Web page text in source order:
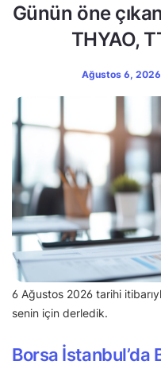
Günün öne
THYAO,
Ağustos 6,
6 Ağustos 2026 tarihi
senin için derledik.
Borsa İstanbul’da